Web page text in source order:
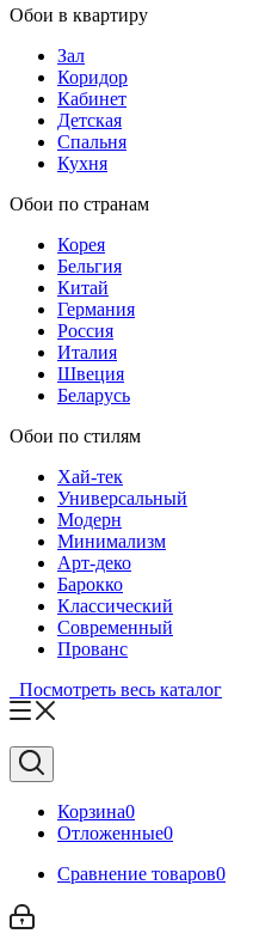
Обои в квартиру
Зал
Коридор
Кабинет
Детская
Спальня
Кухня
Обои по странам
Корея
Бельгия
Китай
Германия
Россия
Италия
Швеция
Беларусь
Обои по стилям
Хай-тек
Универсальный
Модерн
Минимализм
Арт-деко
Барокко
Классический
Современный
Прованс
Посмотреть весь каталог
Корзина0
Отложенные0
Сравнение товаров0